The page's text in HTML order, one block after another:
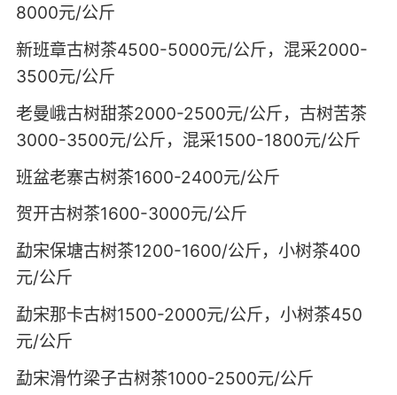
8000元/公斤
新班章古树茶4500-5000元/公斤，混采2000-
3500元/公斤
老曼峨古树甜茶2000-2500元/公斤，古树苦茶
3000-3500元/公斤，混采1500-1800元/公斤
班盆老寨古树茶1600-2400元/公斤
贺开古树茶1600-3000元/公斤
勐宋保塘古树茶1200-1600/公斤，小树茶400
元/公斤
勐宋那卡古树1500-2000元/公斤，小树茶450
元/公斤
勐宋滑竹梁子古树茶1000-2500元/公斤